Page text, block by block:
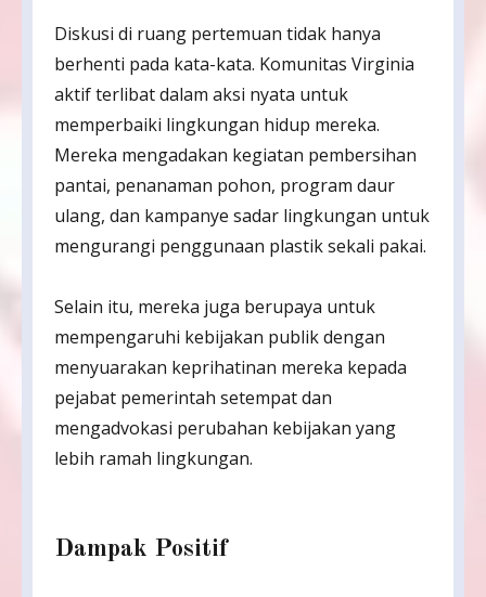
Diskusi di ruang pertemuan tidak hanya
berhenti pada kata-kata. Komunitas Virginia
aktif terlibat dalam aksi nyata untuk
memperbaiki lingkungan hidup mereka.
Mereka mengadakan kegiatan pembersihan
pantai, penanaman pohon, program daur
ulang, dan kampanye sadar lingkungan untuk
mengurangi penggunaan plastik sekali pakai.
Selain itu, mereka juga berupaya untuk
mempengaruhi kebijakan publik dengan
menyuarakan keprihatinan mereka kepada
pejabat pemerintah setempat dan
mengadvokasi perubahan kebijakan yang
lebih ramah lingkungan.
Dampak Positif